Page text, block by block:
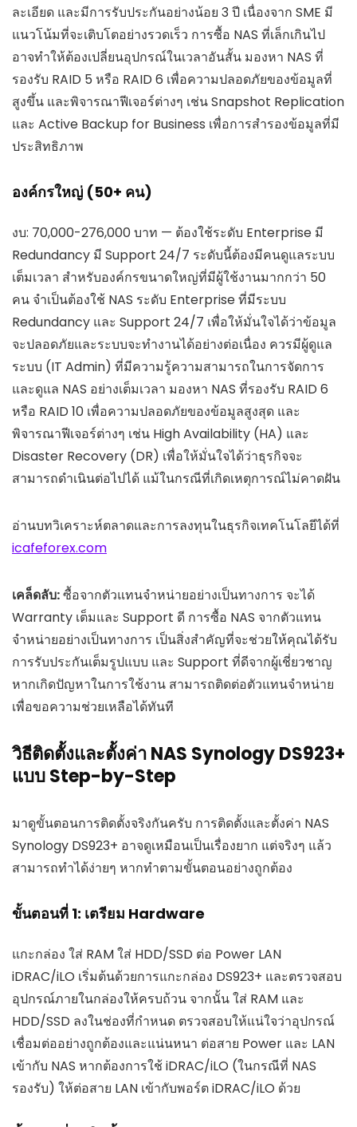
ละเอียด และมีการรับประกันอย่างน้อย 3 ปี เนื่องจาก SME มี
แนวโน้มที่จะเติบโตอย่างรวดเร็ว การซื้อ NAS ที่เล็กเกินไป
อาจทำให้ต้องเปลี่ยนอุปกรณ์ในเวลาอันสั้น มองหา NAS ที่
รองรับ RAID 5 หรือ RAID 6 เพื่อความปลอดภัยของข้อมูลที่
สูงขึ้น และพิจารณาฟีเจอร์ต่างๆ เช่น Snapshot Replication
และ Active Backup for Business เพื่อการสำรองข้อมูลที่มี
ประสิทธิภาพ
องค์กรใหญ่ (50+ คน)
งบ: 70,000-276,000 บาท — ต้องใช้ระดับ Enterprise มี
Redundancy มี Support 24/7 ระดับนี้ต้องมีคนดูแลระบบ
เต็มเวลา สำหรับองค์กรขนาดใหญ่ที่มีผู้ใช้งานมากกว่า 50
คน จำเป็นต้องใช้ NAS ระดับ Enterprise ที่มีระบบ
Redundancy และ Support 24/7 เพื่อให้มั่นใจได้ว่าข้อมูล
จะปลอดภัยและระบบจะทำงานได้อย่างต่อเนื่อง ควรมีผู้ดูแล
ระบบ (IT Admin) ที่มีความรู้ความสามารถในการจัดการ
และดูแล NAS อย่างเต็มเวลา มองหา NAS ที่รองรับ RAID 6
หรือ RAID 10 เพื่อความปลอดภัยของข้อมูลสูงสุด และ
พิจารณาฟีเจอร์ต่างๆ เช่น High Availability (HA) และ
Disaster Recovery (DR) เพื่อให้มั่นใจได้ว่าธุรกิจจะ
สามารถดำเนินต่อไปได้ แม้ในกรณีที่เกิดเหตุการณ์ไม่คาดฝัน
อ่านบทวิเคราะห์ตลาดและการลงทุนในธุรกิจเทคโนโลยีได้ที่
icafeforex.com
เคล็ดลับ:ซื้อจากตัวแทนจำหน่ายอย่างเป็นทางการ จะได้
Warranty เต็มและ Support ดี การซื้อ NAS จากตัวแทน
จำหน่ายอย่างเป็นทางการ เป็นสิ่งสำคัญที่จะช่วยให้คุณได้รับ
การรับประกันเต็มรูปแบบ และ Support ที่ดีจากผู้เชี่ยวชาญ
หากเกิดปัญหาในการใช้งาน สามารถติดต่อตัวแทนจำหน่าย
เพื่อขอความช่วยเหลือได้ทันที
วิธีติดตั้งและตั้งค่า NAS Synology DS923+
แบบ Step-by-Step
มาดูขั้นตอนการติดตั้งจริงกันครับ การติดตั้งและตั้งค่า NAS
Synology DS923+ อาจดูเหมือนเป็นเรื่องยาก แต่จริงๆ แล้ว
สามารถทำได้ง่ายๆ หากทำตามขั้นตอนอย่างถูกต้อง
ขั้นตอนที่ 1: เตรียม Hardware
แกะกล่อง ใส่ RAM ใส่ HDD/SSD ต่อ Power LAN
iDRAC/iLO เริ่มต้นด้วยการแกะกล่อง DS923+ และตรวจสอบ
อุปกรณ์ภายในกล่องให้ครบถ้วน จากนั้น ใส่ RAM และ
HDD/SSD ลงในช่องที่กำหนด ตรวจสอบให้แน่ใจว่าอุปกรณ์
เชื่อมต่ออย่างถูกต้องและแน่นหนา ต่อสาย Power และ LAN
เข้ากับ NAS หากต้องการใช้ iDRAC/iLO (ในกรณีที่ NAS
รองรับ) ให้ต่อสาย LAN เข้ากับพอร์ต iDRAC/iLO ด้วย